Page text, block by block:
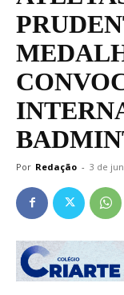
Por Redação - 3 de